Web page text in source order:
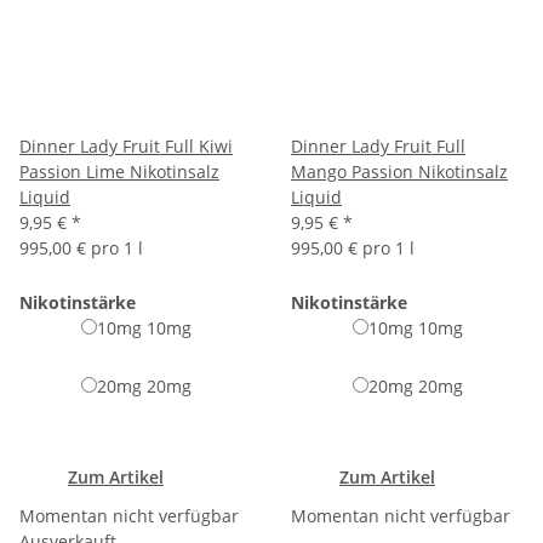
Dinner Lady Fruit Full Kiwi
Passion Lime Nikotinsalz
Liquid
9,95 € *
995,00 € pro 1 l
Nikotinstärke
10mg 10mg
20mg 20mg
Zum Artikel
Momentan nicht verfügbar
Dinner Lady Fruit Full
Mango Passion Nikotinsalz
Liquid
9,95 € *
995,00 € pro 1 l
Nikotinstärke
10mg 10mg
20mg 20mg
Zum Artikel
Momentan nicht verfügbar